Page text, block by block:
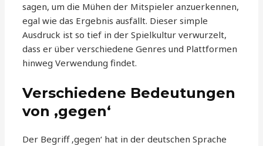
sagen, um die Mühen der Mitspieler anzuerkennen,
egal wie das Ergebnis ausfällt. Dieser simple
Ausdruck ist so tief in der Spielkultur verwurzelt,
dass er über verschiedene Genres und Plattformen
hinweg Verwendung findet.
Verschiedene Bedeutungen
von ‚gegen‘
Der Begriff ‚gegen‘ hat in der deutschen Sprache